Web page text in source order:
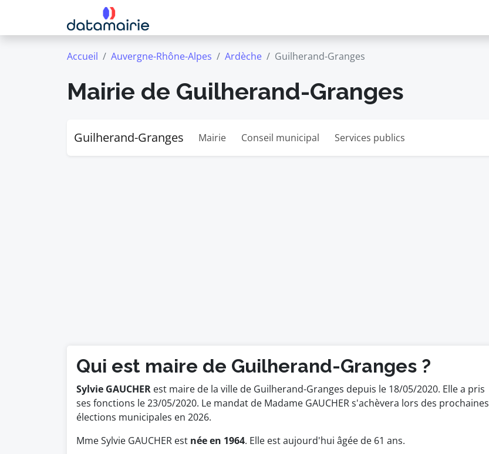
Accueil Auvergne-Rhône-Alpes Ardèche Guilherand-Granges
Mairie de Guilherand-Granges
Guilherand-Granges Mairie Conseil municipal Services publics
Qui est maire de Guilherand-Granges ?
Sylvie GAUCHER est maire de la ville de Guilherand-Granges depuis le 18/05/2020. Elle a pris
ses fonctions le 23/05/2020. Le mandat de Madame GAUCHER s'achèvera lors des prochaines
élections municipales en 2026.
Mme Sylvie GAUCHER est née en 1964. Elle est aujourd'hui âgée de 61 ans.